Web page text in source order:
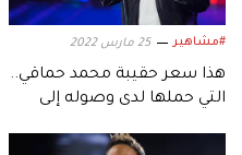
#مشاهير 25 مارس 2022
هذا سعر حقيبة محمد حماقي..
التي حملها لدى وصوله إلى